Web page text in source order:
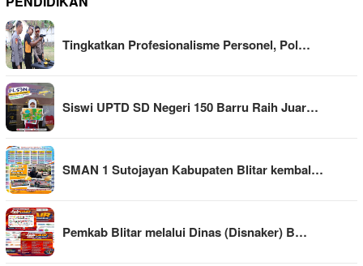
Tingkatkan Profesionalisme Personel, Pol…
Siswi UPTD SD Negeri 150 Barru Raih Juar…
SMAN 1 Sutojayan Kabupaten Blitar kembal…
Pemkab Blitar melalui Dinas (Disnaker) B…